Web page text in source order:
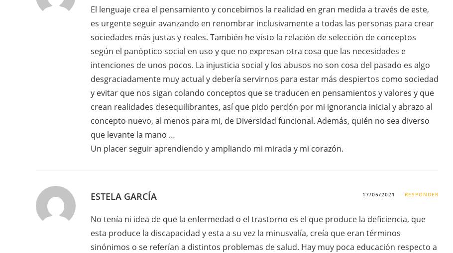
El lenguaje crea el pensamiento y concebimos la realidad en gran medida a través de este,
es urgente seguir avanzando en renombrar inclusivamente a todas las personas para crear
sociedades más justas y reales. También he visto la relación de selección de conceptos
según el panóptico social en uso y que no expresan otra cosa que las necesidades e
intenciones de unos pocos. La injusticia social y los abusos no son cosa del pasado es algo
desgraciadamente muy actual y debería servirnos para estar más despiertos como sociedad
y evitar que nos sigan colando conceptos que se traducen en pensamientos y valores y que
crean realidades desequilibrantes, así que pido perdón por mi ignorancia inicial y abrazo al
concepto nuevo, al menos para mi, de Diversidad funcional. Además, quién no sea diverso
que levante la mano …
Un placer seguir aprendiendo y ampliando mi mirada y mi corazón.
ESTELA GARCÍA 17/05/2021 RESPONDER
No tenía ni idea de que la enfermedad o el trastorno es el que produce la deficiencia, que
esta produce la discapacidad y esta a su vez la minusvalía, creía que eran términos
sinónimos o se referían a distintos problemas de salud. Hay muy poca educación respecto a